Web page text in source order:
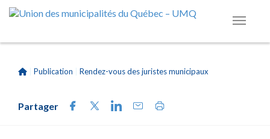
Publication Rendez-vous des juristes municipaux
Partager